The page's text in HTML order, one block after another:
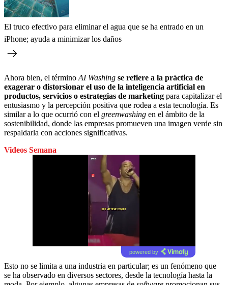
El truco efectivo para eliminar el agua que se ha entrado en un
iPhone; ayuda a minimizar los daños
Ahora bien, el término AI Washing se refiere a la práctica de
exagerar o distorsionar el uso de la inteligencia artificial en
productos, servicios o estrategias de marketing para capitalizar el
entusiasmo y la percepción positiva que rodea a esta tecnología. Es
similar a lo que ocurrió con el greenwashing en el ámbito de la
sostenibilidad, donde las empresas promueven una imagen verde sin
respaldarla con acciones significativas.
Videos Semana
powered by
Esto no se limita a una industria en particular; es un fenómeno que
se ha observado en diversos sectores, desde la tecnología hasta la